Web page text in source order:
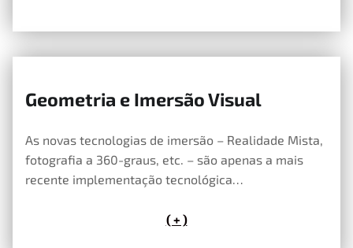
Geometria e Imersão Visual
As novas tecnologias de imersão – Realidade Mista,
fotografia a 360-graus, etc. – são apenas a mais
recente implementação tecnológica…
( + )